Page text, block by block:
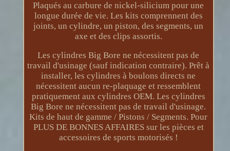
Plaqués au carbure de nickel-silicium pour une
longue durée de vie. Les kits comprennent des
joints, un cylindre, un piston, des segments, un
axe et des clips assortis.
Les cylindres Big Bore ne nécessitent pas de
travail d'usinage (sauf indication contraire). Prêt à
installer, les cylindres à boulons directs ne
nécessitent aucun re-plaquage et ressemblent
pratiquement aux cylindres OEM. Les cylindres
Big Bore ne nécessitent pas de travail d'usinage.
Kits de haut de gamme / Pistons / Segments. Pour
PLUS DE BONNES AFFAIRES sur les pièces et
accessoires de sports motorisés !